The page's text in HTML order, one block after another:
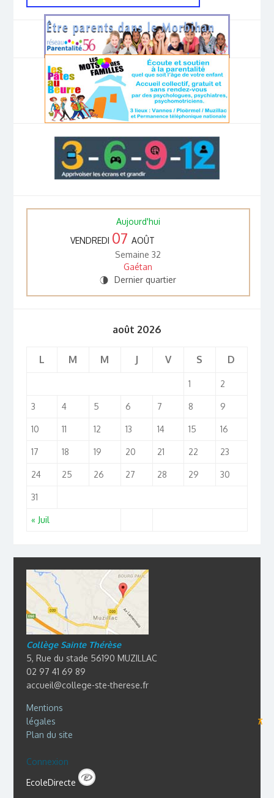
Aujourd'hui
VENDREDI 07 AOÛT
Semaine 32
Gaétan
U Dernier quartier
août 2026
L M M J V S D
« Juil
1 2
3 4 5 6 7 8 9
10 11 12 13 14 15 16
17 18 19 20 21 22 23
24 25 26 27 28 29 30
31
Collège Sainte Thérèse
5, Rue du stade 56190 MUZILLAC
02 97 41 69 89
accueil@college-ste-therese.fr
Mentions
légales
⊼
Plan du site
Connexion
EcoleDirecte